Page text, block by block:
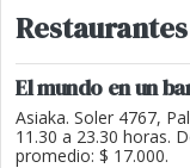
Restaurantes
El mundo en un
Asiaka. Soler 4767,
11.30 a 23.30 horas.
promedio: $ 17.000.